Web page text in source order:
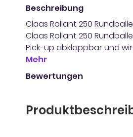
Beschreibung
Claas Rollant 250
Claas Rollant 250
Pick-up abklappbar und
Mehr
Bewertungen